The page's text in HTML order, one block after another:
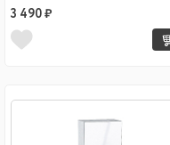
3 490 ₽